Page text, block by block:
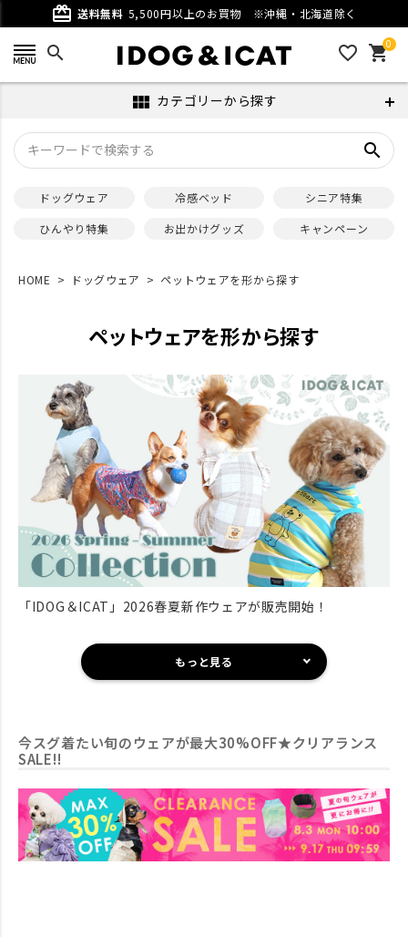
card_giftcard 送料無料 5,500円以上のお買物 ※沖縄・北海道除く
search favorite_outline 0
shopping_cart
view_module カテゴリーから探す
search
ドッグウェア 冷感ベッド
シニア特集
ひんやり特集
お出かけグッズ キャンペーン
HOME ドッグウェア ペットウェアを形から探す
ペットウェアを形から探す
「IDOG＆ICAT」2026春夏新作ウェアが販売開始！
もっと見る
今スグ着たい旬のウェアが最大30%OFF★クリアランス
SALE!!